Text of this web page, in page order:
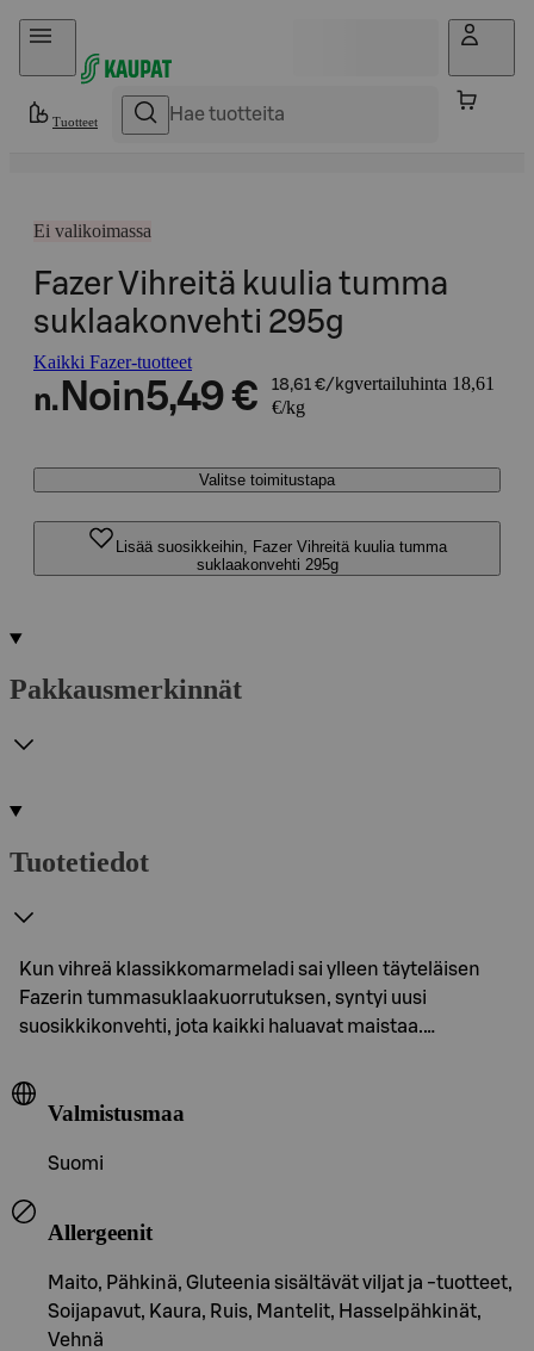
Hyppää sisältöön
Tuotteet
Ei valikoimassa
Fazer Vihreitä kuulia tumma
suklaakonvehti 295g
Kaikki Fazer-tuotteet
n. Noin5,49 € 18,61 €/kgvertailuhinta 18,61
€/kg
Valitse toimitustapa
Lisää suosikkeihin, Fazer Vihreitä kuulia tumma
suklaakonvehti 295g
Pakkausmerkinnät
Tuotetiedot
Kun vihreä klassikkomarmeladi sai ylleen täyteläisen
Fazerin tummasuklaakuorrutuksen, syntyi uusi
suosikkikonvehti, jota kaikki haluavat maistaa.…
Valmistusmaa
Suomi
Allergeenit
Maito, Pähkinä, Gluteenia sisältävät viljat ja -tuotteet,
Soijapavut, Kaura, Ruis, Mantelit, Hasselpähkinät,
Vehnä